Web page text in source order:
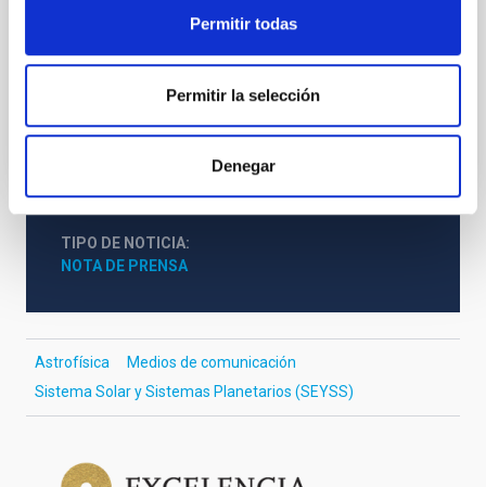
Permitir todas
Permitir la selección
Denegar
TIPO DE NOTICIA
NOTA DE PRENSA
Astrofísica
Medios de comunicación
Sistema Solar y Sistemas Planetarios (SEYSS)